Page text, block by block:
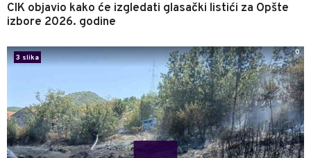
CIK objavio kako će izgledati glasački listići za Opšte
izbore 2026. godine
3 slika
0